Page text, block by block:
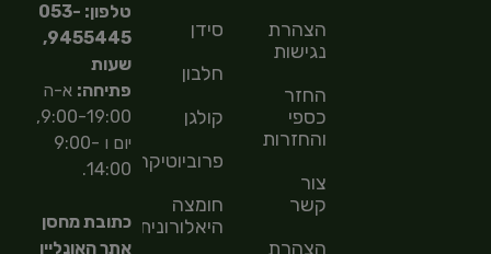
הצהרת
נגישות
החזר
כספי
והחזרות
צור
קשר
הצהרת
סידן
חלבון
קולגן
פרוביוטיקה
חומצה
היאלורונית
טלפון: 053-
9455445,
שעות
פתיחה: א-ה
9:00-19:00,
יום ו 9:00-
14:00.
כתובת מחסן
אתר האונליין